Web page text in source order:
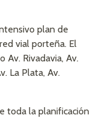
plan de
vial porteña. El
Av. Rivadavia, Av.
La Plata, Av.
toda la planificación